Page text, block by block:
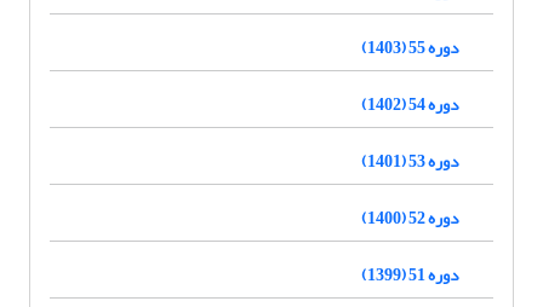
دوره 55 (1403)
دوره 54 (1402)
دوره 53 (1401)
دوره 52 (1400)
دوره 51 (1399)